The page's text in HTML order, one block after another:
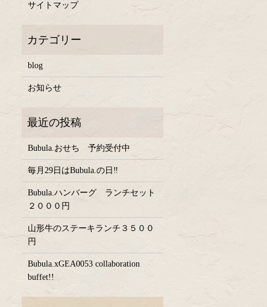
サイトマップ
blog
お知らせ
Bubula.おせち 予約受付中
毎月29日はBubula.の日‼
Bubula.ハンバーグ ランチセット
２０００円
山形牛のステーキランチ３５００
円
Bubula.xGEA0053 collaboration
buffet!!